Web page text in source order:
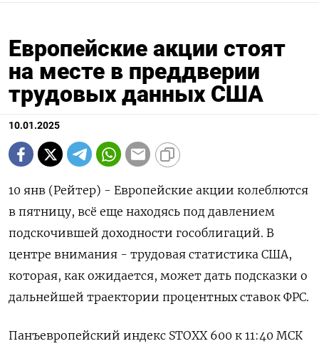
Европейские акции стоят
на месте в преддверии
трудовых данных США
10.01.2025
10 янв (Рейтер) - Европейские акции колеблются
в пятницу, всё еще находясь под давлением
подскочившей доходности гособлигаций. В
центре внимания - трудовая статистика США,
которая, как ожидается, может дать подсказки о
дальнейшей траектории процентных ставок ФРС.
Панъевропейский индекс STOXX 600 к 11:40 МСК